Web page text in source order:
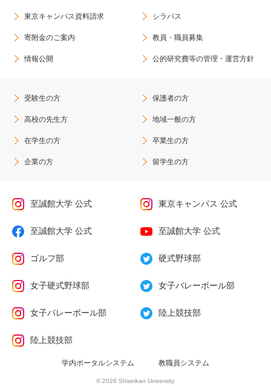
東京キャンパス資料請求 シラバス
寄附金のご案内 教員・職員募集
情報公開 公的研究費等の管理・運営方針
受験生の方 保護者の方
高校の先生方 地域一般の方
在学生の方 卒業生の方
企業の方 留学生の方
至誠館大学 公式 東京キャンパス 公式
至誠館大学 公式 至誠館大学 公式
ゴルフ部 硬式野球部
女子硬式野球部 女子バレーボール部
女子バレーボール部 陸上競技部
陸上競技部
学内ポータルシステム 教職員システム
© 2026 Shiseikan University.